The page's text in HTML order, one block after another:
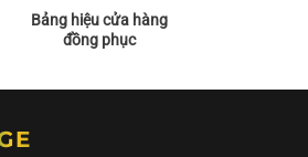
Bảng hiệu cửa hàng
đồng phục